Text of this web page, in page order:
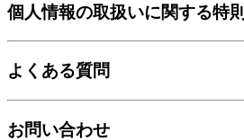
個人情報の取扱いに関する特則
よくある質問
お問い合わせ